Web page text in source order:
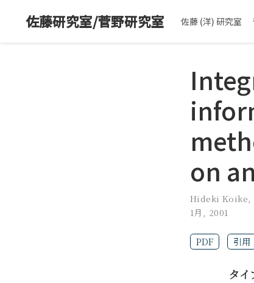
佐藤研究室/菅野研究室 佐藤 (洋) 研究室
on
Hideki Koike,
1月, 2001
PDF 引用
タイ